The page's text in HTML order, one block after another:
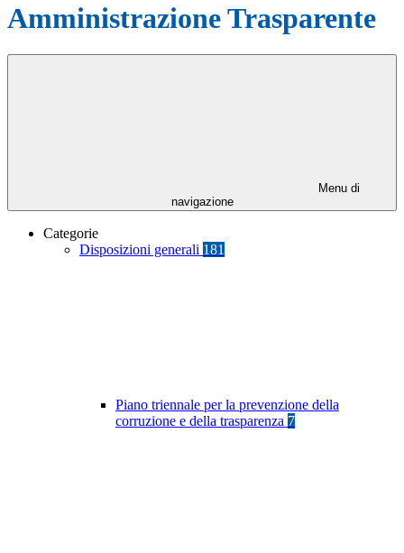
Amministrazione Trasparente
Menu di
navigazione
Categorie
Disposizioni generali 181
Piano triennale per la prevenzione della
corruzione e della trasparenza 7